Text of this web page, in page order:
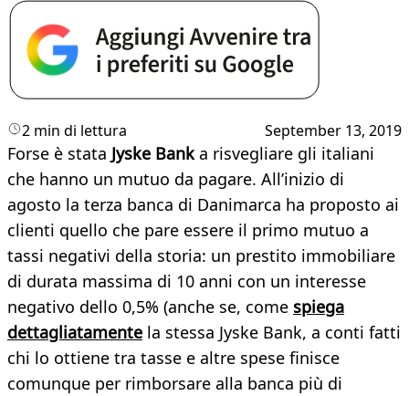
2 min di lettura September 13, 2019
Forse è stata Jyske Banka risvegliare gli italiani
che hanno un mutuo da pagare. All’inizio di
agosto la terza banca di Danimarca ha proposto ai
clienti quello che pare essere il primo mutuo a
tassi negativi della storia: un prestito immobiliare
di durata massima di 10 anni con un interesse
negativo dello 0,5% (anche se, come spiega
dettagliatamente la stessa Jyske Bank, a conti fatti
chi lo ottiene tra tasse e altre spese finisce
comunque per rimborsare alla banca più di